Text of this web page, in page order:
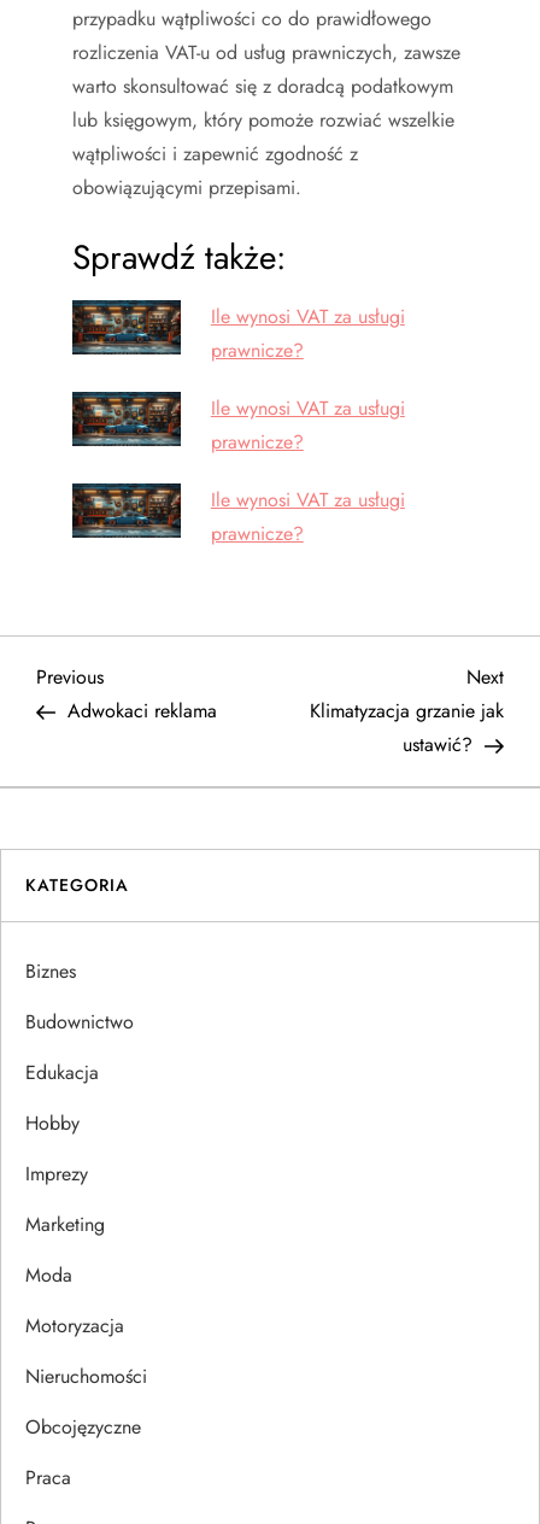
przypadku wątpliwości co do prawidłowego
rozliczenia VAT-u od usług prawniczych, zawsze
warto skonsultować się z doradcą podatkowym
lub księgowym, który pomoże rozwiać wszelkie
wątpliwości i zapewnić zgodność z
obowiązującymi przepisami.
Sprawdź także:
Ile wynosi VAT za usługi
prawnicze?
Ile wynosi VAT za usługi
prawnicze?
Ile wynosi VAT za usługi
prawnicze?
N
w
i
g
a
c
j
a
w
p
i
s
u
Previous
Post
Previous
Adwokaci reklama
Next
Post
Next
Klimatyzacja grzanie jak
ustawić?
KATEGORIA
Biznes
Budownictwo
Edukacja
Hobby
Imprezy
Marketing
Moda
Motoryzacja
Nieruchomości
Obcojęzyczne
Praca